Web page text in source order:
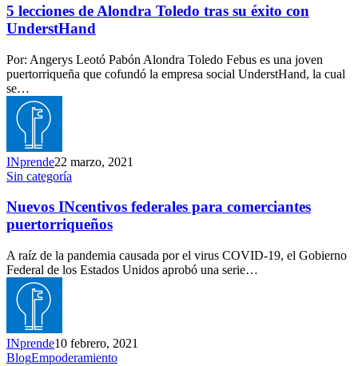
de
Alondra
Toledo
su
éxito
con
UnderstHand
5 lecciones de Alondra Toledo tras su éxito con
UnderstHand
Por: Angerys Leotó Pabón Alondra Toledo Febus es una joven
puertorriqueña que cofundó la empresa social UnderstHand, la cual
se…
INprende22 marzo, 2021
Nuevos
federales
comerciantes
puertorriqueños
Sin categoría
Nuevos INcentivos federales para comerciantes
puertorriqueños
A raíz de la pandemia causada por el virus COVID-19, el Gobierno
Federal de los Estados Unidos aprobó una serie…
INprende10 febrero, 2021
La
BlogEmpoderamiento